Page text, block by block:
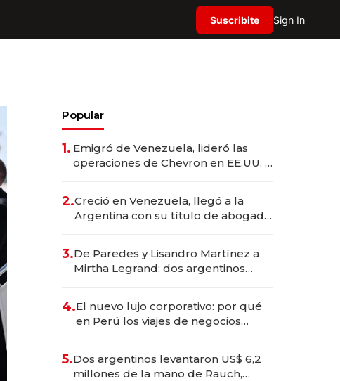
Suscribite Sign In
Popular
1. Emigró de Venezuela, lideró las
operaciones de Chevron en EE.UU. y
2.Creció en Venezuela, llegó a la
Argentina con su título de abogado
marcas "fast premium"
3.De Paredes y Lisandro Martínez a
Mirtha Legrand: dos argentinos
4.El nuevo lujo corporativo: por qué
en Perú los viajes de negocios
transformadoras
5.Dos argentinos levantaron US$ 6,2
millones de la mano de Rauch,